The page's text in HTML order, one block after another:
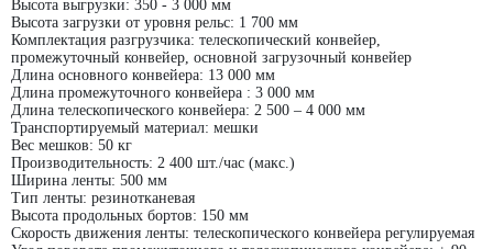
Высота выгрузки: 350 - 3 000 мм
Высота загрузки от уровня рельс: 1 700 мм
Комплектация разгрузчика: телескопический конвейер,
промежуточный конвейер, основной загрузочный конвейер
Длина основного конвейера: 13 000 мм
Длина промежуточного конвейера : 3 000 мм
Длина телескопического конвейера: 2 500 – 4 000 мм
Транспортируемый материал: мешки
Вес мешков: 50 кг
Производительность: 2 400 шт./час (макс.)
Ширина ленты: 500 мм
Тип ленты: резинотканевая
Высота продольных бортов: 150 мм
Скорость движения ленты: телескопического конвейера регулируемая